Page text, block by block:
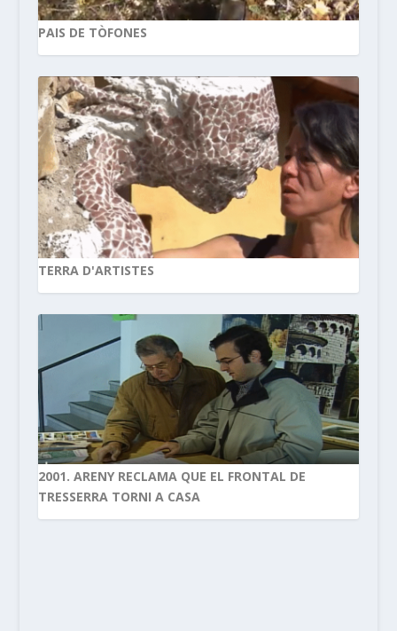
PAIS DE TÒFONES
TERRA D'ARTISTES
2001. ARENY RECLAMA QUE EL FRONTAL DE
TRESSERRA TORNI A CASA